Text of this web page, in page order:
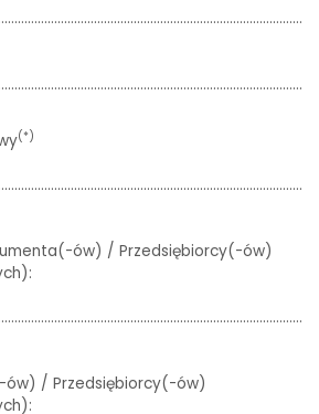
(*)
ów) / Przedsiębiorcy(-ów)
ów) / Przedsiębiorcy(-ów)